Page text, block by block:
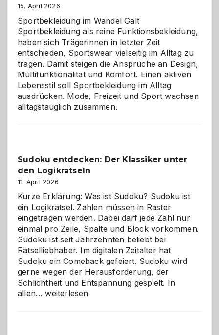
Chaos
15. April 2026
Sportbekleidung im Wandel Galt
Sportbekleidung als reine Funktionsbekleidung,
haben sich Trägerinnen in letzter Zeit
entschieden, Sportswear vielseitig im Alltag zu
tragen. Damit steigen die Ansprüche an Design,
Multifunktionalität und Komfort. Einen aktiven
Lebensstil soll Sportbekleidung im Alltag
ausdrücken. Mode, Freizeit und Sport wachsen
alltagstauglich zusammen.
Sudoku entdecken: Der Klassiker unter
den Logikrätseln
11. April 2026
Kurze Erklärung: Was ist Sudoku? Sudoku ist
ein Logikrätsel. Zahlen müssen in Raster
eingetragen werden. Dabei darf jede Zahl nur
einmal pro Zeile, Spalte und Block vorkommen.
Sudoku ist seit Jahrzehnten beliebt bei
Rätselliebhaber. Im digitalen Zeitalter hat
Sudoku ein Comeback gefeiert. Sudoku wird
gerne wegen der Herausforderung, der
Schlichtheit und Entspannung gespielt. In
allen…Sudoku
weiterlesen